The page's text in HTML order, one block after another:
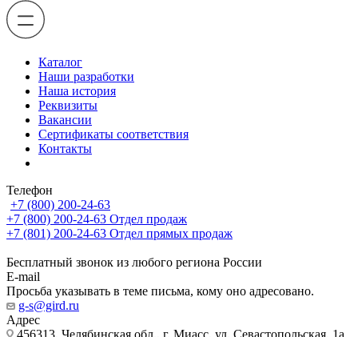
Каталог
Наши разработки
Наша история
Реквизиты
Вакансии
Сертификаты соответствия
Контакты
Телефон
+7 (800) 200-24-63
+7 (800) 200-24-63 Отдел продаж
+7 (801) 200-24-63 Отдел прямых продаж
Бесплатный звонок из любого региона России
E-mail
Просьба указывать в теме письма, кому оно адресовано.
g-s@gird.ru
Адрес
456313, Челябинская обл., г. Миасс, ул. Севастопольская, 1а